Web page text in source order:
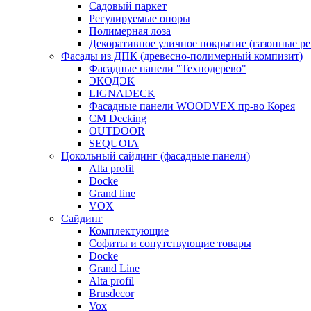
Садовый паркет
Регулируемые опоры
Полимерная лоза
Декоративное уличное покрытие (газонные
Фасады из ДПК (древесно-полимерный компизит)
Фасадные панели "Технодерево"
ЭКОДЭК
LIGNADECK
Фасадные панели WOODVEX пр-во Корея
CM Decking
OUTDOOR
SEQUOIA
Цокольный сайдинг (фасадные панели)
Alta profil
Docke
Grand line
VOX
Сайдинг
Комплектующие
Софиты и сопутствующие товары
Docke
Grand Line
Alta profil
Brusdecor
Vox